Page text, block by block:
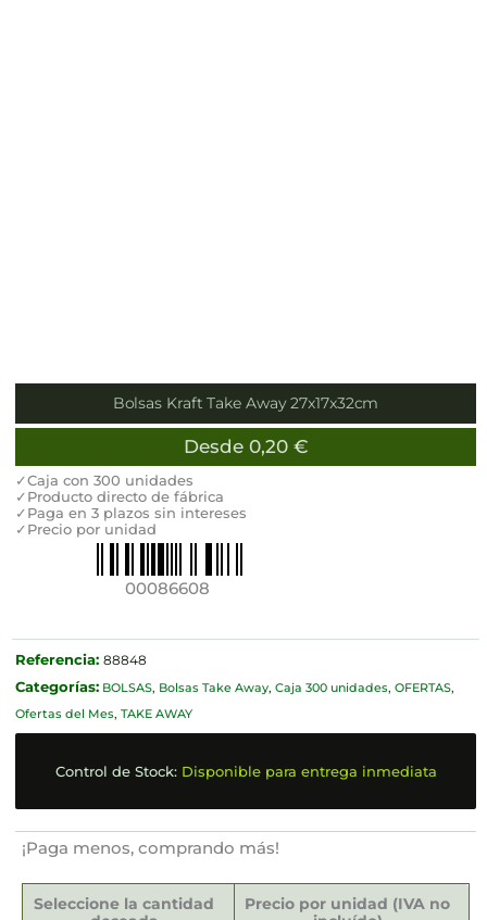
Bolsas Kraft Take Away 27x17x32cm
Desde 0,20 €
✓Caja con 300 unidades
✓Producto directo de fábrica
✓Paga en 3 plazos sin intereses
✓Precio por unidad
00086608
Referencia: 88848
Categorías: BOLSAS, Bolsas Take Away, Caja 300 unidades, OFERTAS,
Ofertas del Mes, TAKE AWAY
Control de Stock: Disponible para entrega inmediata
¡Paga menos, comprando más!
Seleccione la cantidad
Precio por unidad (IVA no
Kraft